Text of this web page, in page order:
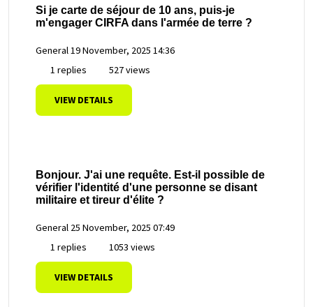
Si je carte de séjour de 10 ans, puis-je
m'engager CIRFA dans l'armée de terre ?
General19 November, 2025 14:36
1 replies
527 views
VIEW DETAILS
Bonjour. J'ai une requête. Est-il possible de
vérifier l'identité d'une personne se disant
militaire et tireur d'élite ?
General 25 November, 2025 07:49
1 replies
1053 views
VIEW DETAILS